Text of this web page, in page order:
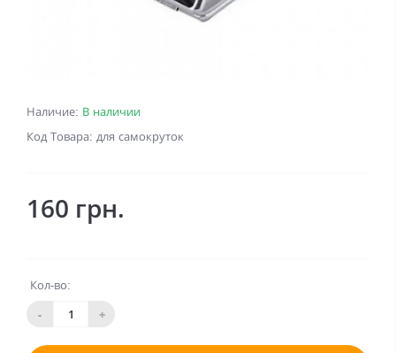
Наличие: В наличии
Код Товара: для самокруток
160 грн.
Кол-во:
- +